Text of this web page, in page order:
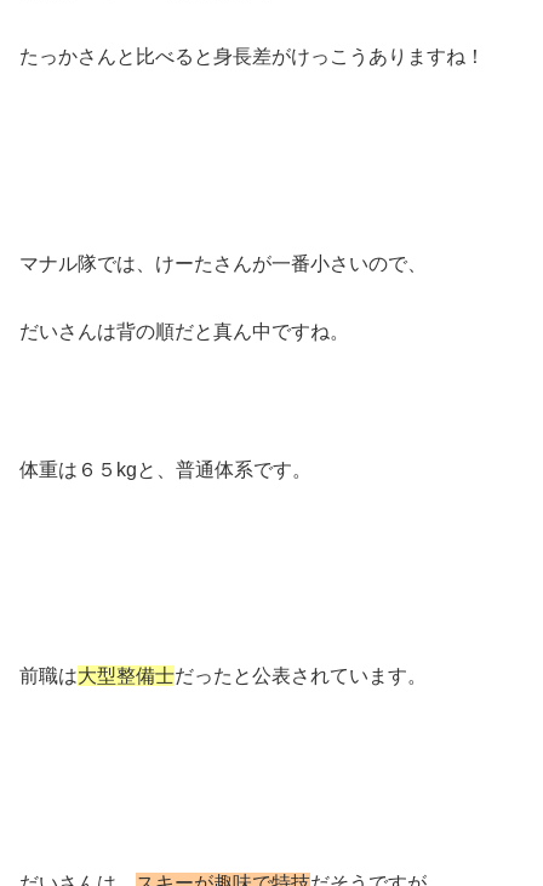
たっかさんと比べると身長差がけっこうありますね！
マナル隊では、けーたさんが一番小さいので、
だいさんは背の順だと真ん中ですね。
体重は６５kgと、普通体系です。
前職は大型整備士だったと公表されています。